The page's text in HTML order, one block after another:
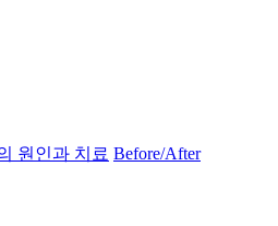
원인과 치료 Before/After